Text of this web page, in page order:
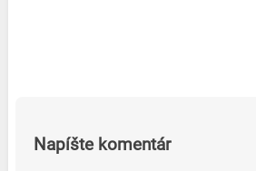
Napíšte komentár